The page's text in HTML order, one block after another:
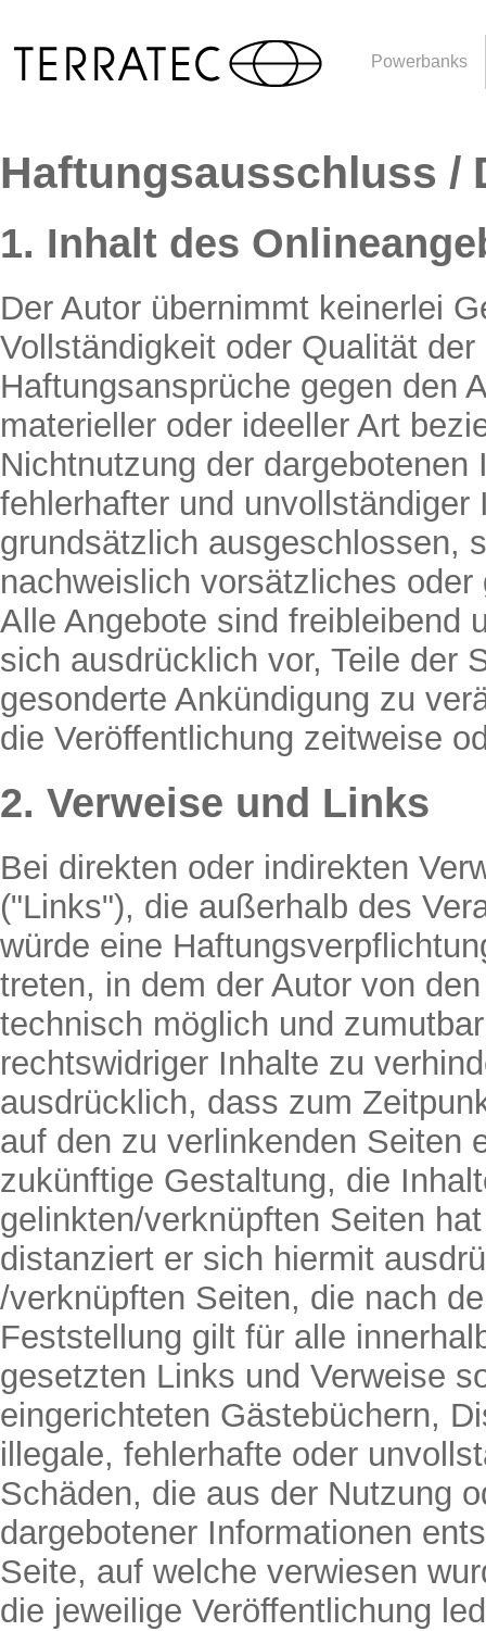
Powerbanks
Haftungsausschluss /
1. Inhalt des
Der Autor übernimmt keinerlei
Vollständigkeit oder Qualität
Haftungsansprüche gegen den
materieller oder ideeller Art
Nichtnutzung der
fehlerhafter und
grundsätzlich ausgeschlossen,
nachweislich vorsätzliches
Alle Angebote sind freibleibend
sich ausdrücklich vor, Teile der
gesonderte Ankündigung zu
die Veröffentlichung zeitweise
2. Verweise und Links
Bei direkten oder indirekten
("Links"), die außerhalb des
würde eine
treten, in dem der Autor von
technisch möglich und
rechtswidriger Inhalte zu
ausdrücklich, dass zum
auf den zu verlinkenden Seiten
zukünftige Gestaltung, die
gelinkten/verknüpften Seiten
distanziert er sich hiermit
/verknüpften Seiten, die nach
Feststellung gilt für alle
gesetzten Links und Verweise
eingerichteten Gästebüchern,
illegale, fehlerhafte oder
Schäden, die aus der Nutzung
dargebotener Informationen
Seite, auf welche verwiesen
die jeweilige Veröffentlichung